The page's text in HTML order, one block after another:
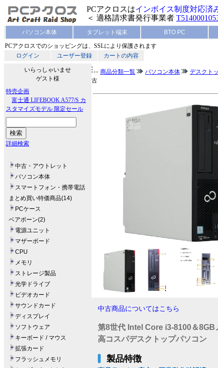
PCアクロスはインボイス制度対応済
＜ 適格請求書発行事業者
パソコン本体 タブレット端末
BTO PC
PCアクロスでのショッピングは、SSLにより保護されます
ログイン
ユーザー登録 カートの内容
いらっしゃいませ
ゲスト様
特売企画
富士通 LIFEBOOK A577/S カ
スタマイズモデル 限定セール
詳細検索
中古・アウトレット
パソコン本体
スマートフォン・携帯電話
まとめ買い特価商品(14)
PCケース
ベアボーン(2)
電源ユニット
マザーボード
CPU
メモリ
ストレージ製品
光学ドライブ
ビデオカード
サウンドカード
ディスプレイ
ソフトウェア
キーボード / マウス
拡張カード
フラッシュメモリ
商品分類一覧 パソコン本体
デスクト
古
中古商品についてはこちら
第8世代 Intel Core i3-8100＆
高コスパデスクトップパソコン
製品特徴